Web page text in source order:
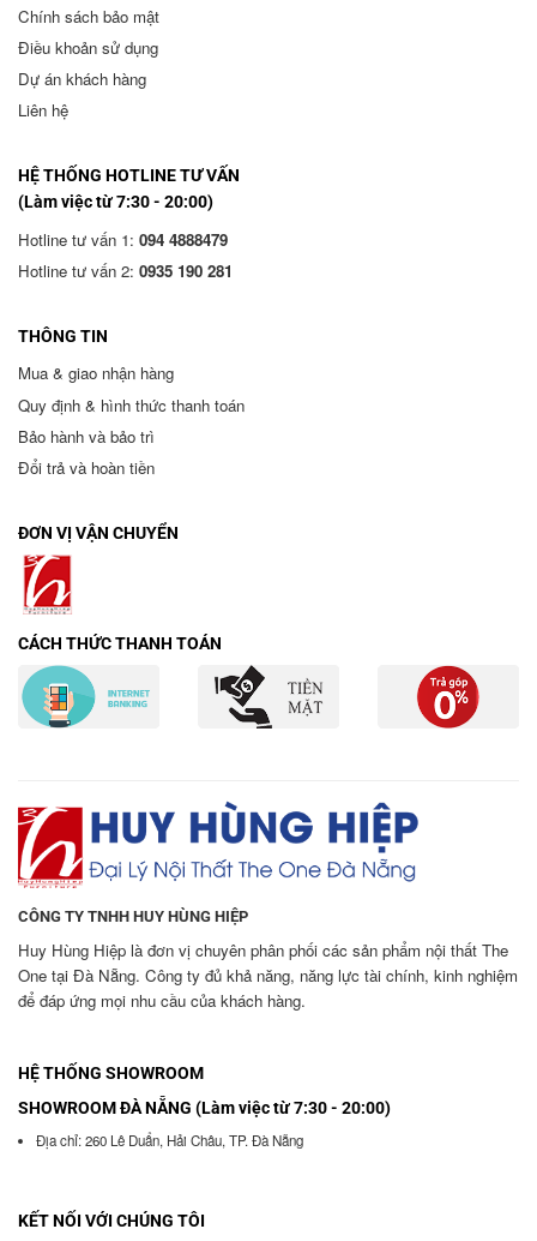
Chính sách bảo mật
Điều khoản sử dụng
Dự án khách hàng
Liên hệ
HỆ THỐNG HOTLINE TƯ VẤN
(Làm việc từ 7:30 - 20:00)
Hotline tư vấn 1: 094 4888479
Hotline tư vấn 2: 0935 190 281
THÔNG TIN
Mua & giao nhận hàng
Quy định & hình thức thanh toán
Bảo hành và bảo trì
Đổi trả và hoàn tiền
ĐƠN VỊ VẬN CHUYỂN
CÁCH THỨC THANH TOÁN
CÔNG TY TNHH HUY HÙNG HIỆP
Huy Hùng Hiệp là đơn vị chuyên phân phối các sản phẩm nội thất The
One tại Đà Nẵng. Công ty đủ khả năng, năng lực tài chính, kinh nghiệm
để đáp ứng mọi nhu cầu của khách hàng.
HỆ THỐNG SHOWROOM
SHOWROOM ĐÀ NẴNG (Làm việc từ 7:30 - 20:00)
Địa chỉ: 260 Lê Duẩn, Hải Châu, TP. Đà Nẵng
KẾT NỐI VỚI CHÚNG TÔI